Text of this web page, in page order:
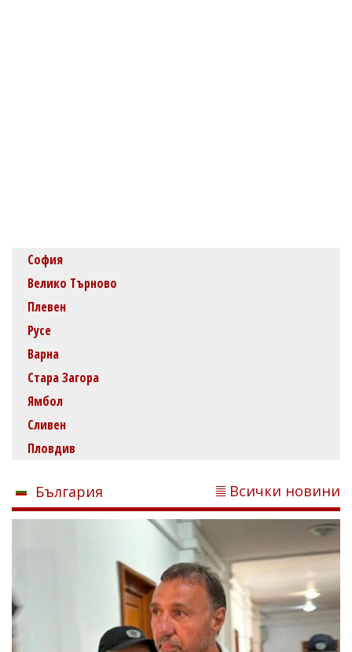
София
Велико Търново
Плевен
Русе
Варна
Стара Загора
Ямбол
Сливен
Пловдив
България Всички новини